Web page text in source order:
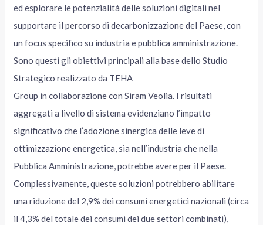
ed esplorare le potenzialità delle soluzioni digitali nel
supportare il percorso di decarbonizzazione del Paese, con
un focus specifico su industria e pubblica amministrazione.
Sono questi gli obiettivi principali alla base dello Studio
Strategico realizzato da TEHA
Group in collaborazione con Siram Veolia. I risultati
aggregati a livello di sistema evidenziano l’impatto
significativo che l’adozione sinergica delle leve di
ottimizzazione energetica, sia nell’industria che nella
Pubblica Amministrazione, potrebbe avere per il Paese.
Complessivamente, queste soluzioni potrebbero abilitare
una riduzione del 2,9% dei consumi energetici nazionali (circa
il 4,3% del totale dei consumi dei due settori combinati),